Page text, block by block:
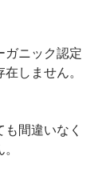
ガニック認定
しません。
間違いなく